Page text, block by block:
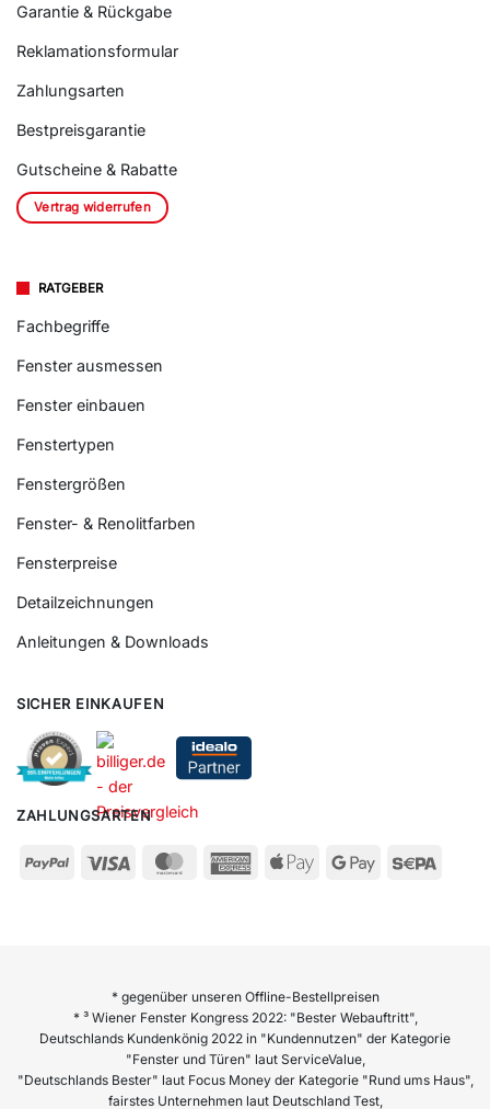
Garantie & Rückgabe
Reklamationsformular
Zahlungsarten
Bestpreisgarantie
Gutscheine & Rabatte
Vertrag widerrufen
RATGEBER
Fachbegriffe
Fenster ausmessen
Fenster einbauen
Fenstertypen
Fenstergrößen
Fenster- & Renolitfarben
Fensterpreise
Detailzeichnungen
Anleitungen & Downloads
SICHER EINKAUFEN
ZAHLUNGSARTEN
* gegenüber unseren Offline-Bestellpreisen
* ³ Wiener Fenster Kongress 2022: "Bester Webauftritt",
Deutschlands Kundenkönig 2022 in "Kundennutzen" der Kategorie
"Fenster und Türen" laut ServiceValue,
"Deutschlands Bester" laut Focus Money der Kategorie "Rund ums Haus",
fairstes Unternehmen laut Deutschland Test,